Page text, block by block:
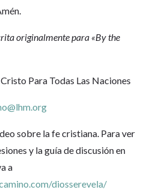
originalmente para «By the
Para Todas Las Naciones
sobre la fe cristiana. Para ver
y la guía de discusión en
a
diosserevela/